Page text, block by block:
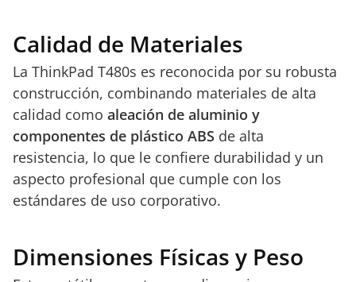
Calidad de Materiales
La ThinkPad T480s es reconocida por su robusta
construcción, combinando materiales de alta
calidad como aleación de aluminio y
componentes de plástico ABS de alta
resistencia, lo que le confiere durabilidad y un
aspecto profesional que cumple con los
estándares de uso corporativo.
Dimensiones Físicas y Peso